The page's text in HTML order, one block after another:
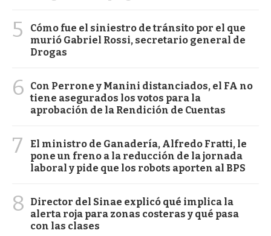
5
Cómo fue el siniestro de tránsito por el que
murió Gabriel Rossi, secretario general de
Drogas
6
Con Perrone y Manini distanciados, el FA no
tiene asegurados los votos para la
aprobación de la Rendición de Cuentas
7
El ministro de Ganadería, Alfredo Fratti, le
pone un freno a la reducción de la jornada
laboral y pide que los robots aporten al BPS
8
Director del Sinae explicó qué implica la
alerta roja para zonas costeras y qué pasa
con las clases